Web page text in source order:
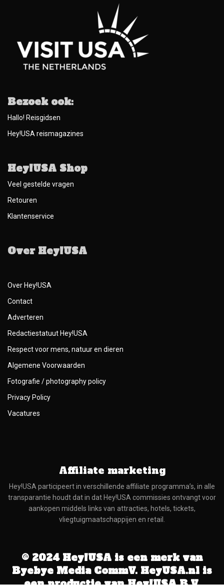
Bezoek ook:
Hallo! Reisgidsen
Hey!USA reismagazines
Hey!USA Shop
Veel gestelde vragen
Retouren
Klantenservice
Over Hey!USA
Over Hey!USA
Contact
Adverteren
Redactiestatuut Hey!USA
Respect voor mens, natuur en dieren
Algemene Voorwaarden
Fotografie / photography policy
Privacy Policy
Vacatures
Affiliate marketing
Hey!USA participeert in verschillende affiliate programma’s, in alle
transparantie houdt dat in dat Hey!USA commissies ontvangt voor
aankopen middels links van attracties, hotels, tickets,
vliegtuigmaatschappijen en retail.
© 2024 Hey!USA is een merk van
Byebye Media CommV. HeyUSA.nl is